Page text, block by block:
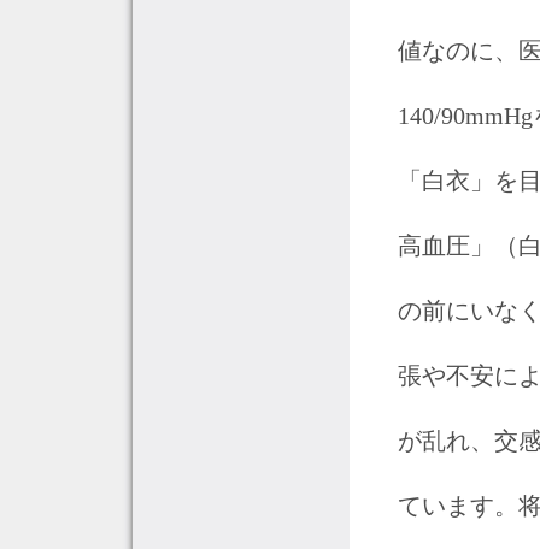
値なのに、
140/
「白衣」を
高血圧」（
の前にいな
張や不安に
が乱れ、交
ています。